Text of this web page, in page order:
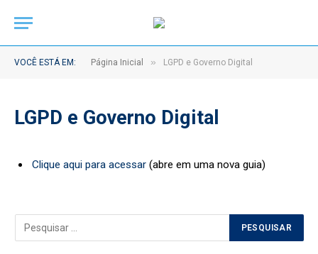
VOCÊ ESTÁ EM: Página Inicial » LGPD e Governo Digital
LGPD e Governo Digital
Clique aqui para acessar (abre em uma nova guia)